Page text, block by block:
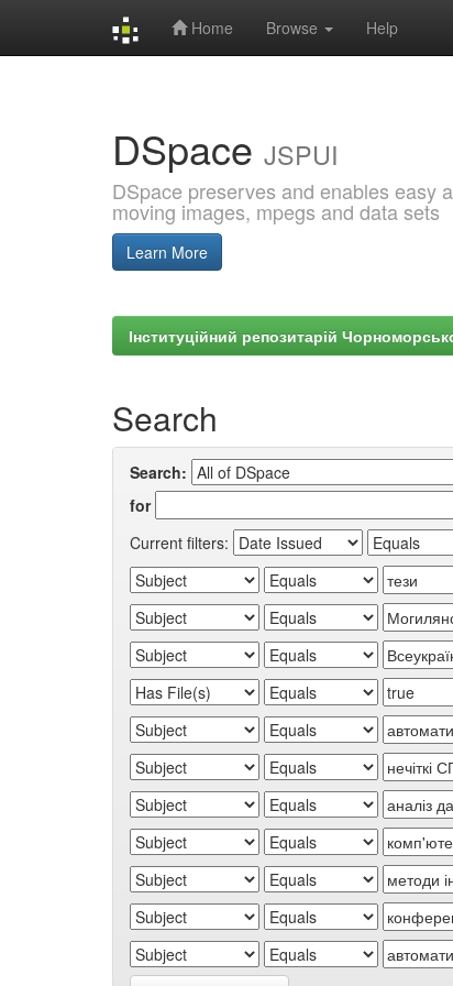
Home Browse Help
DSpace JSPUI
DSpace preserves and enables easy
moving images, mpegs and data sets
Learn More
Інституційний репозитарій
Search
Search:
for
Current filters: